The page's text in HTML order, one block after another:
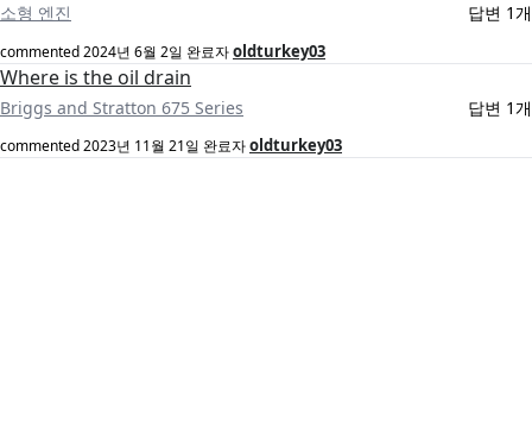
소형 엔진 답변 1개
commented2024년 6월 2일 완료자oldturkey03
Where is the oil drain
Briggs and Stratton 675 Series 답변 1개
commented2023년 11월 21일 완료자oldturkey03